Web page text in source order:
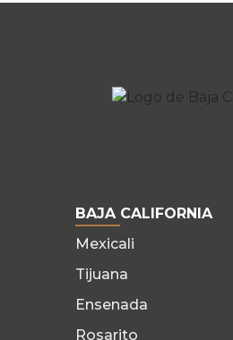
BAJA CALIFORNIA
Mexicali
Tijuana
Ensenada
Rosarito